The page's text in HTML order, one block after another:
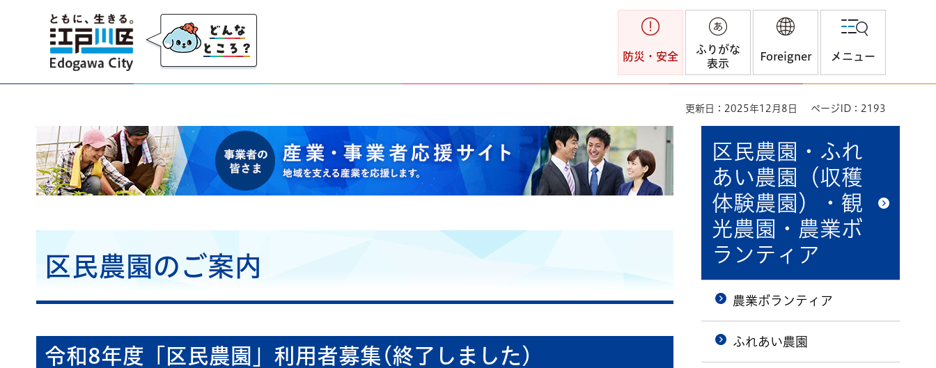
江戸川区
防災・安全
ふりがな
表示
Foreigner メニュー
更新日：2025年12月8日 ページID：2193
事業者の皆さま 産業・事業者応援サイト 地域を支える産業を応援します。
区民農園のご案内
令和8年度「区民農園」利用者募集(終了しました)
区民農園・ふれ
あい農園（収穫
体験農園）・観
光農園・農業ボ
ランティア
農業ボランティア
ふれあい農園